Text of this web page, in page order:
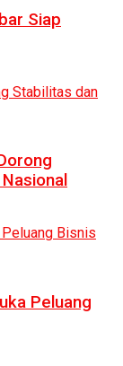
Siap
Peluang